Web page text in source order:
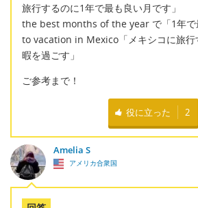
旅行するのに1年で最も良い月です」
the best months of the year で「1年で
to vacation in Mexico「メキシコに旅行
暇を過ごす」
ご参考まで！
役に立った 2
Amelia S
アメリカ合衆国